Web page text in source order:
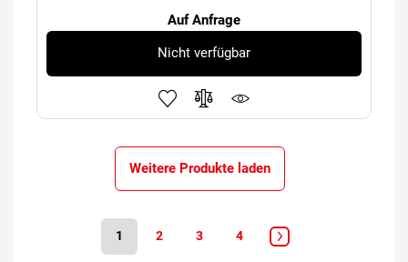
Auf Anfrage
Nicht verfügbar
Weitere Produkte laden
1 2 3 4